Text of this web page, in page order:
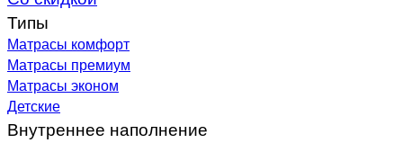
Типы
Матрасы комфорт
Матрасы премиум
Матрасы эконом
Детские
Внутреннее наполнение